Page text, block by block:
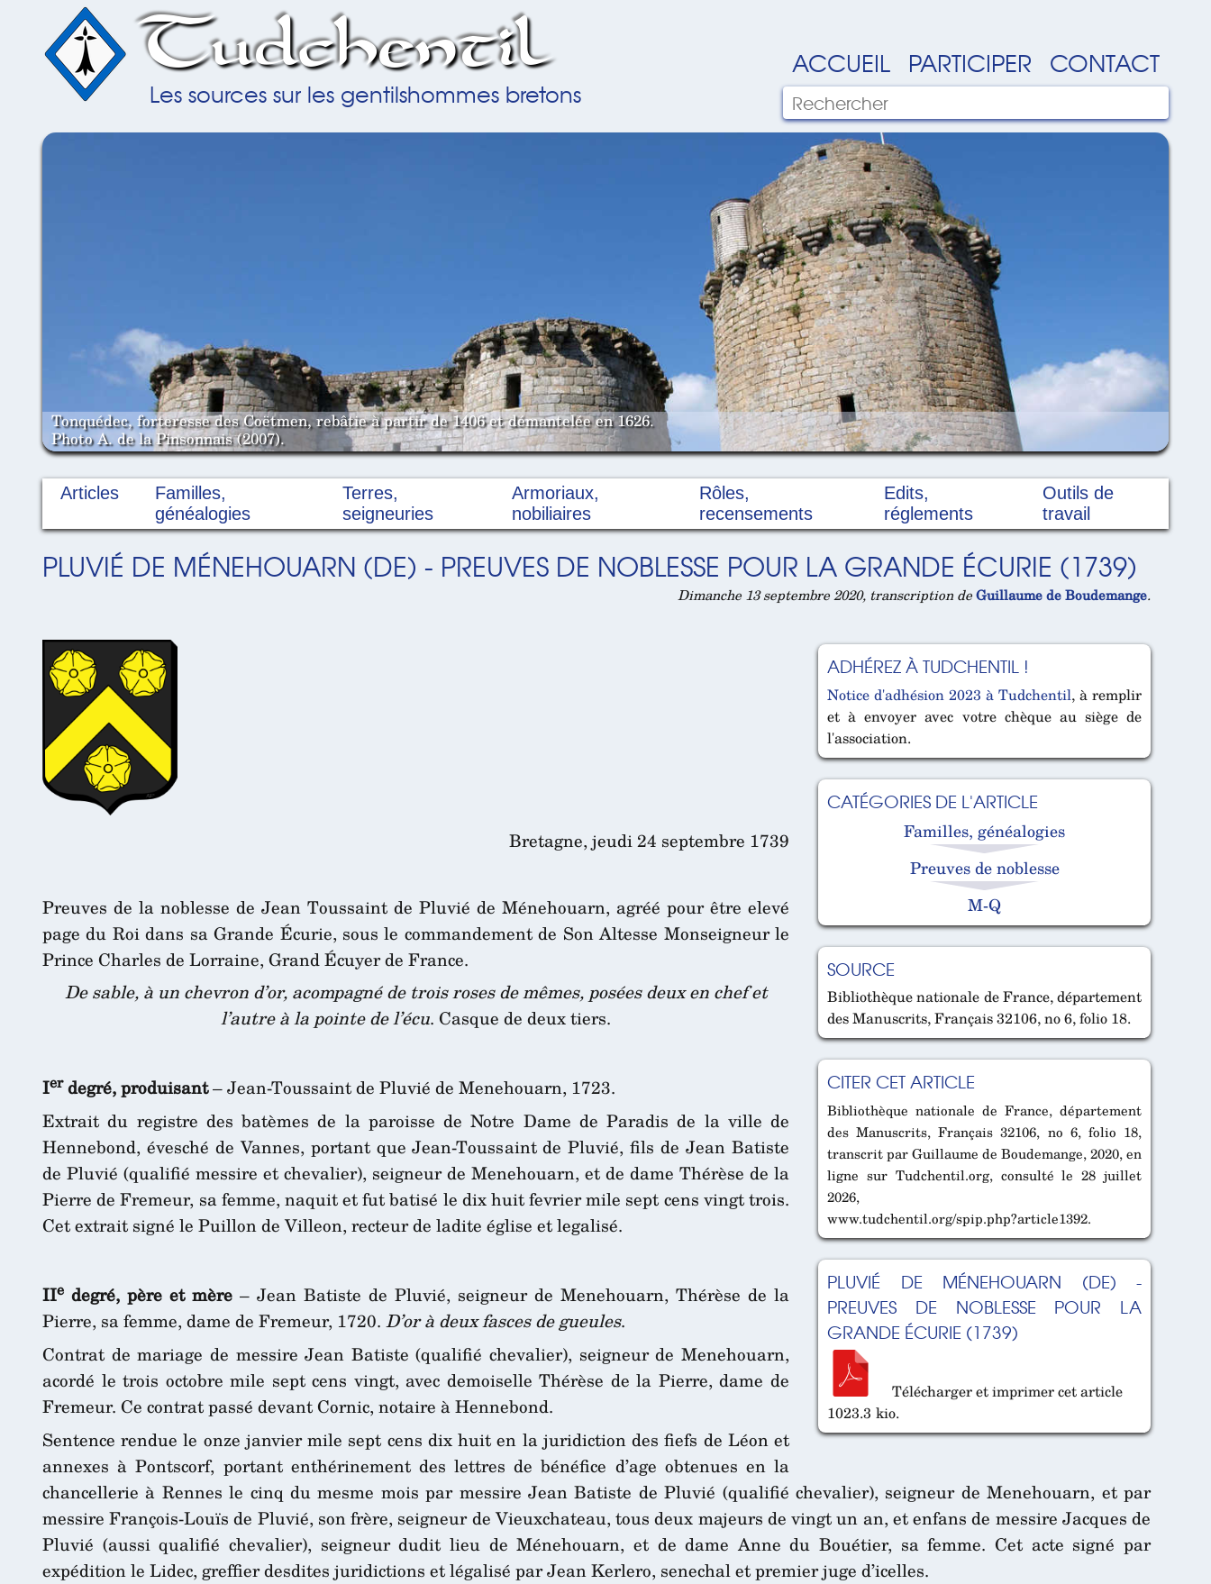
Tudchentil
Les sources sur les gentilshommes bretons
ACCUEIL PARTICIPER CONTACT
Tonquédec, forteresse des Coëtmen, rebâtie à partir de 1406 et démantelée en 1626.
Photo A. de la Pinsonnais (2007).
Articles
Familles,
généalogies
Terres,
seigneuries
Armoriaux,
nobiliaires
Rôles,
recensements
Edits,
réglements
Outils de
travail
PLUVIÉ DE MÉNEHOUARN (DE) - PREUVES DE NOBLESSE POUR LA GRANDE ÉCURIE (1739)
Dimanche 13 septembre 2020, transcription deGuillaume de Boudemange.
ADHÉREZ À TUDCHENTIL !
Notice d'adhésion 2023 à Tudchentil, à remplir
et à envoyer avec votre chèque au siège de
l'association.
CATÉGORIES DE L'ARTICLE
Familles, généalogies
Preuves de noblesse
M-Q
SOURCE
Bibliothèque nationale de France, département
des Manuscrits, Français 32106, no 6, folio 18.
CITER CET ARTICLE
Bibliothèque nationale de France, département
des Manuscrits, Français 32106, no 6, folio 18,
transcrit par Guillaume de Boudemange, 2020, en
ligne sur Tudchentil.org, consulté le 28 juillet
2026,
www.tudchentil.org/spip.php?article1392.
PLUVIÉ DE MÉNEHOUARN (DE) -
PREUVES DE NOBLESSE POUR LA
GRANDE ÉCURIE (1739)
Télécharger et imprimer cet article
1023.3 kio.
Bretagne, jeudi 24 septembre 1739
Preuves de la noblesse de Jean Toussaint de Pluvié de Ménehouarn, agréé pour être elevé
page du Roi dans sa Grande Écurie, sous le commandement de Son Altesse Monseigneur le
Prince Charles de Lorraine, Grand Écuyer de France.
De sable, à un chevron d’or, acompagné de trois roses de mêmes, posées deux en chef et
l’autre à la pointe de l’écu. Casque de deux tiers.
Ierdegré, produisant– Jean-Toussaint de Pluvié de Menehouarn, 1723.
Extrait du registre des batèmes de la paroisse de Notre Dame de Paradis de la ville de
Hennebond, évesché de Vannes, portant que Jean-Toussaint de Pluvié, fils de Jean Batiste
de Pluvié (qualifié messire et chevalier), seigneur de Menehouarn, et de dame Thérèse de la
Pierre de Fremeur, sa femme, naquit et fut batisé le dix huit fevrier mile sept cens vingt trois.
Cet extrait signé le Puillon de Villeon, recteur de ladite église et legalisé.
IIe degré, père et mère – Jean Batiste de Pluvié, seigneur de Menehouarn, Thérèse de la
Pierre, sa femme, dame de Fremeur, 1720. D’or à deux fasces de gueules.
Contrat de mariage de messire Jean Batiste (qualifié chevalier), seigneur de Menehouarn,
acordé le trois octobre mile sept cens vingt, avec demoiselle Thérèse de la Pierre, dame de
Fremeur. Ce contrat passé devant Cornic, notaire à Hennebond.
Sentence rendue le onze janvier mile sept cens dix huit en la juridiction des fiefs de Léon et
annexes à Pontscorf, portant enthérinement des lettres de bénéfice d’age obtenues en la
chancellerie à Rennes le cinq du mesme mois par messire Jean Batiste de Pluvié (qualifié chevalier), seigneur de Menehouarn, et par
messire François-Louïs de Pluvié, son frère, seigneur de Vieuxchateau, tous deux majeurs de vingt un an, et enfans de messire Jacques de
Pluvié (aussi qualifié chevalier), seigneur dudit lieu de Ménehouarn, et de dame Anne du Bouétier, sa femme. Cet acte signé par
expédition le Lidec, greffier desdites juridictions et légalisé par Jean Kerlero, senechal et premier juge d’icelles.